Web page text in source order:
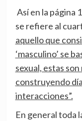
Así en la página
se refiere al
aquello que
‘masculino’ se
sexual, estas
construyendo
interacciones”.
En general toda